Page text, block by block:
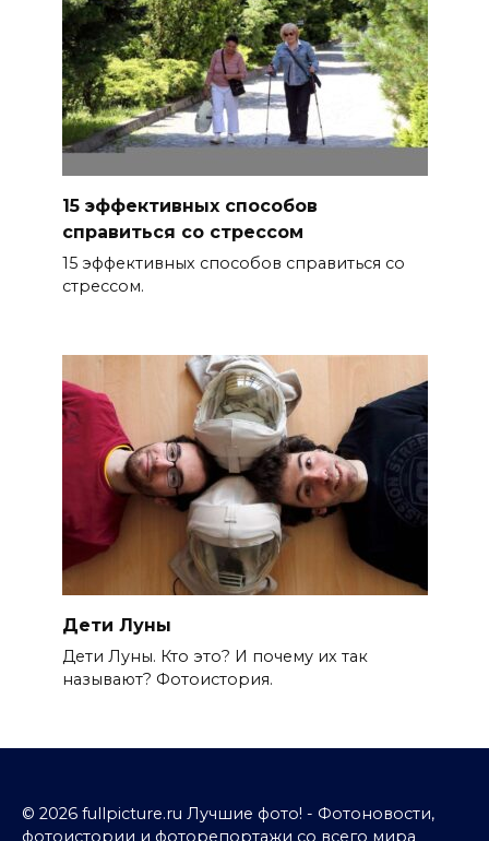
15 эффективных способов
справиться со стрессом
15 эффективных способов справиться со
стрессом.
Дети Луны
Дети Луны. Кто это? И почему их так
называют? Фотоистория.
© 2026 fullpicture.ru Лучшие фото! - Фотоновости,
фотоистории и фоторепортажи со всего мира